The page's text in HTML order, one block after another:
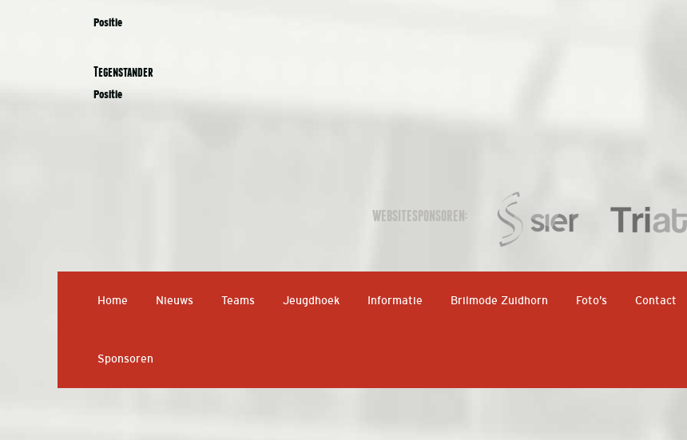
Positie
Tegenstander
Positie
WEBSITESPONSOREN:
Home Nieuws Teams Jeugdhoek Informatie Brilmode Zuidhorn Foto’s Contact
Sponsoren